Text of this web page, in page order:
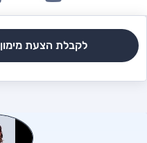
לקבלת הצעת מימון